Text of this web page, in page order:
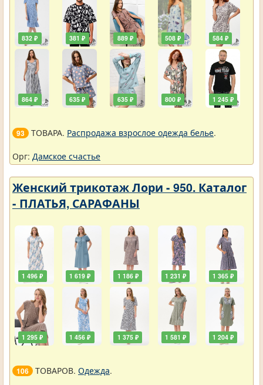
832 ₽
864 ₽
381 ₽
635 ₽
889 ₽
635 ₽
508 ₽
800 ₽
584 ₽
1 245 ₽
93 ТОВАРА. Распродажа взрослое одежда белье.
Орг: Дамское счастье
Женский трикотаж Лори - 950. Каталог
- ПЛАТЬЯ, САРАФАНЫ
1 496 ₽
1 295 ₽
1 619 ₽
1 456 ₽
1 186 ₽
1 375 ₽
1 231 ₽
1 581 ₽
1 365 ₽
1 204 ₽
106 ТОВАРОВ. Одежда.